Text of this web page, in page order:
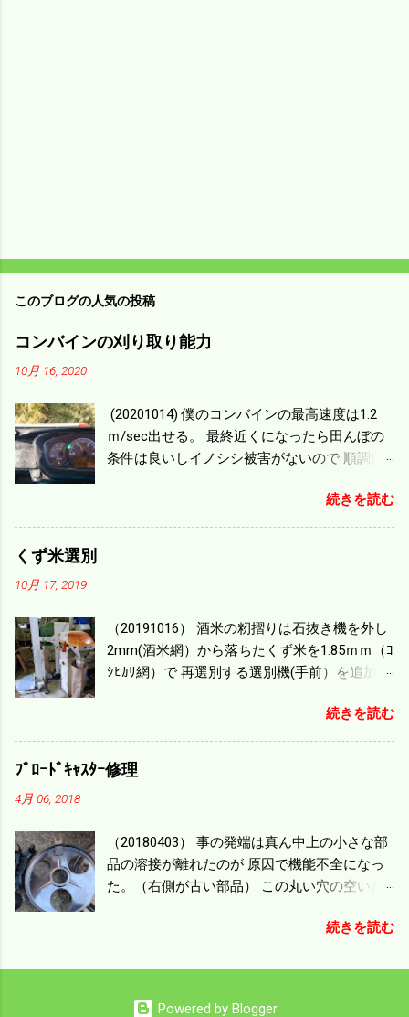
このブログの人気の投稿
コンバインの刈り取り能力
10月 16, 2020
(20201014) 僕のコンバインの最高速度は1.2
ｍ/sec出せる。 最終近くになったら田んぼの
条件は良いしイノシシ被害がないので 順調に
ｍ/min、4.32ｋｍ/hrになり 幅は約2ｍだから
0.864/haの作業能力がある。 実際は回転した
機の容量、籾摺りの能力などのバランスの問
題で 今の機種で満足している。 というより買
った時はまだ耕作面積が少なく手が出せ 無か
のがある。キャビン付きだから一度は乗って
みたいと思う。 町内では5条刈りの100㎰で作
業する人がいる。 秋作業は儲かるというのが
続きを読む
くず米選別
10月 17, 2019
（20191016） 酒米の籾摺りは石抜き機を外し
2mm(酒米網）から落ちたくず米を1.85ｍｍ（ｺ
ｼﾋｶﾘ網）で 再選別する選別機(手前）を追加す
ず米より2倍近い値段になる。 後で選別するの
には手間がかかるので 一度に選別するやり方
を随分前からこの方式にした。 今年は酒米30
㎏を40袋したところで未熟が3袋出る。 1.85ｍ
めるほど忙しい。 広島県の作況指数は98だと
いう。 実感としては90が正しいと思うが こん
な年はくず米が多い。 食協という米を扱う会
と8月の酷暑、あげくウンカの被害と トリプル
つ。 僕の最終作況指数はどんなことになるの
続きを読む
ﾌﾞﾛｰﾄﾞｷｬｽﾀｰ修理
4月 06, 2018
（20180403） 事の発端は真ん中上の小さな部
品の溶接が離れたのが 原因で機能不全になっ
た。（右側が古い部品） この丸い穴の空いた
下を調整するシャッターになっている。 シャ
は全く使えなくなった。 部品のステンレスの
続きを読む
Powered by Blogger